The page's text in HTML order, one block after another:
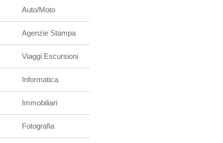
Auto/Moto
Agenzie Stampa
Viaggi Escursioni
Informatica
Immobiliari
Fotografia